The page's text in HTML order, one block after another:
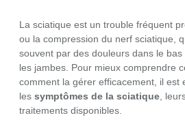
La sciatique est un trouble fréquent
ou la compression du nerf sciatique,
souvent par des douleurs dans le
les jambes. Pour mieux comprendre
comment la gérer efficacement, il est
les symptômes de la sciatique,
traitements disponibles.